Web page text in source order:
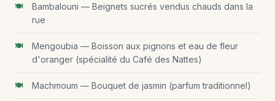
Bambalouni — Beignets sucrés vendus chauds dans la
rue
Mengoubia — Boisson aux pignons et eau de fleur
d'oranger (spécialité du Café des Nattes)
Machmoum — Bouquet de jasmin (parfum traditionnel)